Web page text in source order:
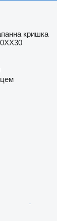
кришка